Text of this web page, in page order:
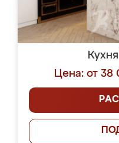
Цена: от 38